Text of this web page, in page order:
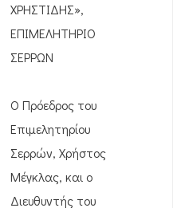
ΧΡΗΣΤΙΔΗΣ»,
ΕΠΙΜΕΛΗΤΗΡΙΟ
ΣΕΡΡΩΝ
Ο Πρόεδρος του
Επιμελητηρίου
Σερρών, Χρήστος
Μέγκλας, και ο
Διευθυντής του